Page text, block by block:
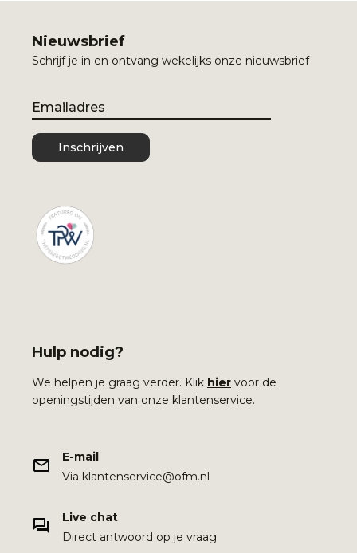
Nieuwsbrief
Schrijf je in en ontvang wekelijks onze nieuwsbrief
Email
Inschrijven
Hulp nodig?
We helpen je graag verder. Klik hier voor de
openingstijden van onze klantenservice.
E-mail
Via klantenservice@ofm.nl
Live chat
Direct antwoord op je vraag